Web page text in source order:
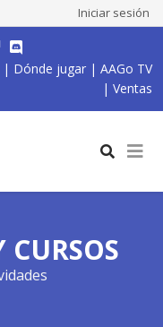
Iniciar sesión
| Dónde jugar | AAGo TV
| Ventas